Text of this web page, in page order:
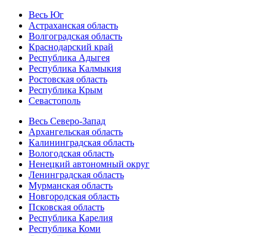
Весь Юг
Астраханская область
Волгоградская область
Краснодарский край
Республика Адыгея
Республика Калмыкия
Ростовская область
Республика Крым
Севастополь
Весь Северо-Запад
Архангельская область
Калининградская область
Вологодская область
Ненецкий автономный округ
Ленинградская область
Мурманская область
Новгородская область
Псковская область
Республика Карелия
Республика Коми